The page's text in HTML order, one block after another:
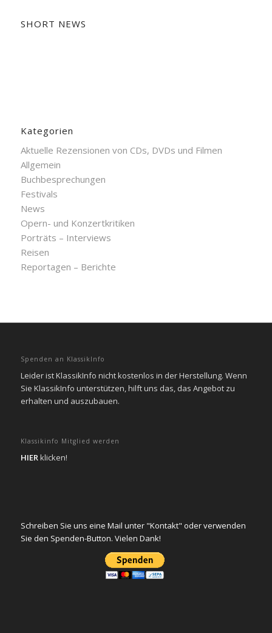
SHORT NEWS
Kategorien
Aktuelle Rezensionen von CDs, DVDs und Filmen
Allgemein
Buchbesprechungen
Festivals
News
Opern- und Konzertkritiken
Porträts – Interviews
Reisen
Reportagen – Berichte
Spenden an KlassikInfo
Leider ist KlassikInfo nicht kostenlos in der Herstellung. Wenn
Sie KlassikInfo unterstützen, hilft uns das, das Angebot zu
erhalten und auszubauen.
Klassikinfo Mitglied werden
HIERklicken!
Schreiben Sie uns eine Mail unter "Kontakt" oder verwenden
Sie den Spenden-Button. Vielen Dank!